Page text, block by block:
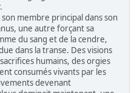
membre principal dans son
une autre forçant sa
du sang et de la cendre,
dans la transe. Des visions
humains, des orgies
consumés vivants par les
devenant